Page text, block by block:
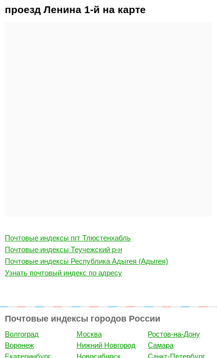
проезд Ленина 1-й на карте
Почтовые индексы пгт Тлюстенхабль
Почтовые индексы Теучежский р-н
Почтовые индексы Республика Адыгея (Адыгея)
Узнать почтовый индекс по адресу
Почтовые индексы городов России
Волгоград
Воронеж
Москва
Нижний Новгород
Ростов-на-Дону
Самара